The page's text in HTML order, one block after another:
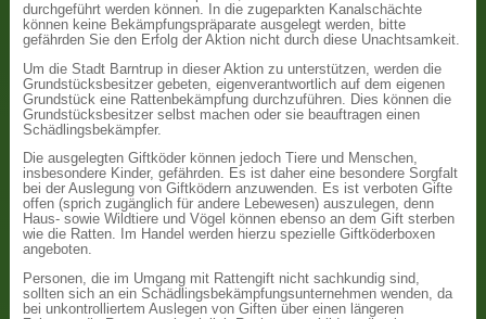
durchgeführt werden können. In die zugeparkten Kanalschächte
können keine Bekämpfungspräparate ausgelegt werden, bitte
gefährden Sie den Erfolg der Aktion nicht durch diese Unachtsamkeit.
Um die Stadt Barntrup in dieser Aktion zu unterstützen, werden die
Grundstücksbesitzer gebeten, eigenverantwortlich auf dem eigenen
Grundstück eine Rattenbekämpfung durchzuführen. Dies können die
Grundstücksbesitzer selbst machen oder sie beauftragen einen
Schädlingsbekämpfer.
Die ausgelegten Giftköder können jedoch Tiere und Menschen,
insbesondere Kinder, gefährden. Es ist daher eine besondere Sorgfalt
bei der Auslegung von Giftködern anzuwenden. Es ist verboten Gifte
offen (sprich zugänglich für andere Lebewesen) auszulegen, denn
Haus- sowie Wildtiere und Vögel können ebenso an dem Gift sterben
wie die Ratten. Im Handel werden hierzu spezielle Giftköderboxen
angeboten.
Personen, die im Umgang mit Rattengift nicht sachkundig sind,
sollten sich an ein Schädlingsbekämpfungsunternehmen wenden, da
bei unkontrolliertem Auslegen von Giften über einen längeren